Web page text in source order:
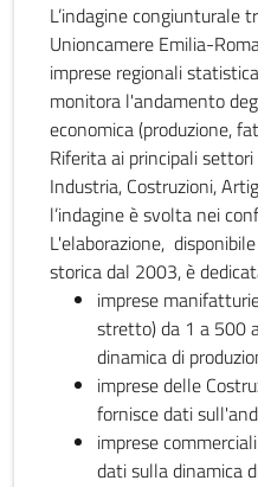
L’indagine congiunturale
Unioncamere Emilia-
imprese regionali
monitora l'andamento
economica (produzione,
Riferita ai principali
Industria, Costruzioni,
l’indagine è svolta nei
L'elaborazione,
storica dal 2003, è
imprese
stretto) da 1 a 500
dinamica di
imprese delle
fornisce dati
imprese
dati sulla dinamica